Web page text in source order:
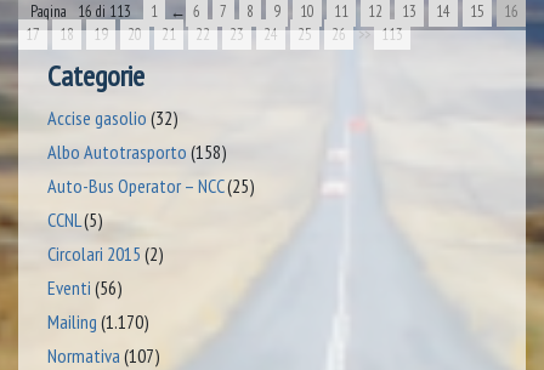
Pagina 16 di 113 1 ← 6 7 8 9 10 11 12 13 14 15
16
17
18 19 20 21 22 23 24 25 26 >> 113
Categorie
Accise gasolio (32)
Albo Autotrasporto (158)
Auto-Bus Operator – NCC(25)
CCNL(5)
Circolari 2015 (2)
Eventi (56)
Mailing (1.170)
Normativa (107)